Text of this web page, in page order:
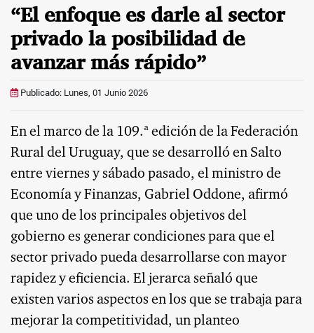
“El enfoque es darle al sector
privado la posibilidad de
avanzar más rápido”
Publicado: Lunes, 01 Junio 2026
En el marco de la 109.ª edición de la Federación
Rural del Uruguay, que se desarrolló en Salto
entre viernes y sábado pasado, el ministro de
Economía y Finanzas, Gabriel Oddone, afirmó
que uno de los principales objetivos del
gobierno es generar condiciones para que el
sector privado pueda desarrollarse con mayor
rapidez y eficiencia. El jerarca señaló que
existen varios aspectos en los que se trabaja para
mejorar la competitividad, un planteo